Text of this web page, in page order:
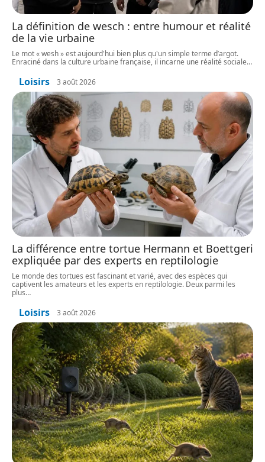
La définition de wesch : entre humour et réalité
de la vie urbaine
Le mot « wesh » est aujourd'hui bien plus qu'un simple terme d’argot.
Enraciné dans la culture urbaine française, il incarne une réalité sociale…
Loisirs 3 août 2026
La différence entre tortue Hermann et Boettgeri
expliquée par des experts en reptilologie
Le monde des tortues est fascinant et varié, avec des espèces qui
captivent les amateurs et les experts en reptilologie. Deux parmi les
plus…
Loisirs 3 août 2026